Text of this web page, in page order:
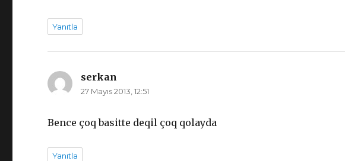
Yanıtla
serkan
ki:
27 Mayıs 2013, 12:51
Bence çoq basitte deqil çoq qolayda
Yanıtla